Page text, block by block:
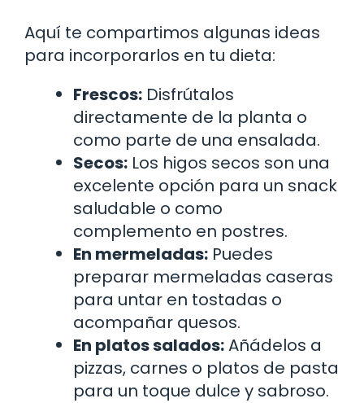
Aquí te compartimos algunas ideas
para incorporarlos en tu dieta:
Frescos: Disfrútalos
directamente de la planta o
como parte de una ensalada.
Secos: Los higos secos son una
excelente opción para un snack
saludable o como
complemento en postres.
En mermeladas: Puedes
preparar mermeladas caseras
para untar en tostadas o
acompañar quesos.
En platos salados:Añádelos a
pizzas, carnes o platos de pasta
para un toque dulce y sabroso.